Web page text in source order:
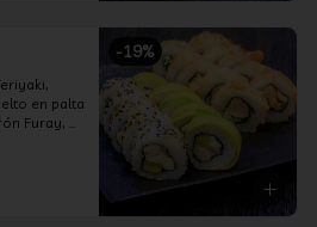
-19%
en palta
Furay,